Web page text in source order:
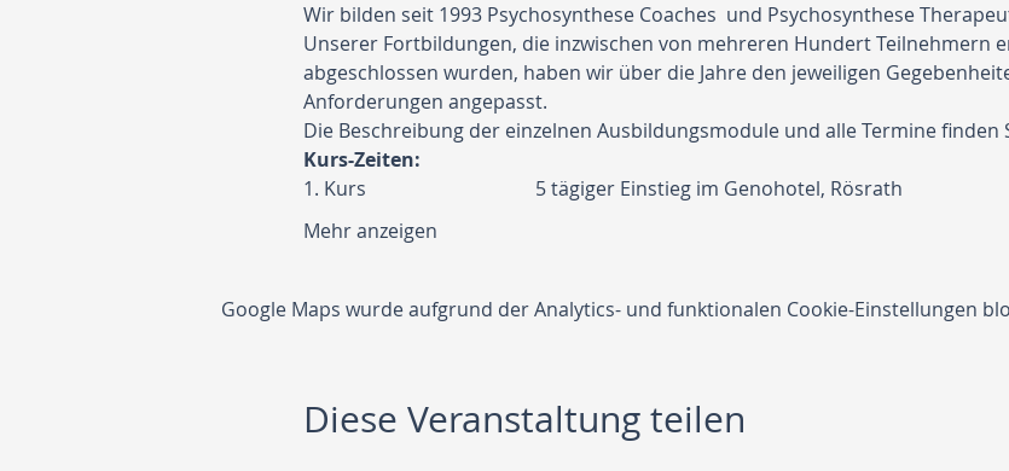
Wir bilden seit 1993 Psychosynthese Coaches  und Psychosynthese
Unserer Fortbildungen, die inzwischen von mehreren Hundert Teilnehmern
abgeschlossen wurden, haben wir über die Jahre den jeweiligen
Anforderungen angepasst.
Die Beschreibung der einzelnen Ausbildungsmodule und alle Termine finden
Kurs-Zeiten:
1. Kurs			        5 tägiger Einstieg im Genohotel, Rösrath
Mehr anzeigen
Google Maps wurde aufgrund der Analytics- und funktionalen Cookie-Einstellungen
Diese Veranstaltung teilen